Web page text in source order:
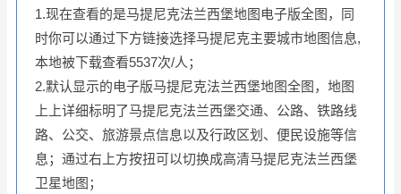
1.现在查看的是马提尼克法兰西堡地图电子版全图，同
时你可以通过下方链接选择马提尼克主要城市地图信息,
本地被下载查看5537次/人；
2.默认显示的电子版马提尼克法兰西堡地图全图，地图
上上详细标明了马提尼克法兰西堡交通、公路、铁路线
路、公交、旅游景点信息以及行政区划、便民设施等信
息；通过右上方按扭可以切换成高清马提尼克法兰西堡
卫星地图；